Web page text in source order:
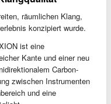
räumlichen Klang,
konzipiert wurde.
ist eine
Kante und einer neu
Carbon-
zwischen Instrumenten
und eine